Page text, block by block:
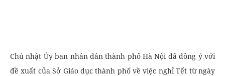
Chủ nhật Ủy ban nhân dân thành phố Hà Nội đã đồng ý với
đề xuất của Sở Giáo dục thành phố về việc nghỉ Tết từ ngày